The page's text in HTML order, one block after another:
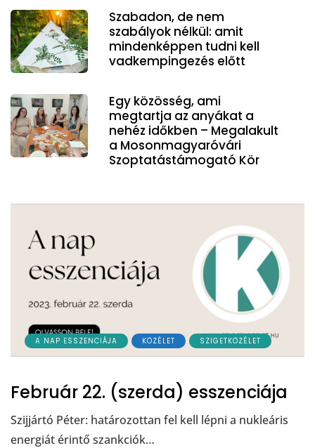
Szabadon, de nem
szabályok nélkül: amit
mindenképpen tudni kell
vadkempingezés előtt
Egy közösség, ami
megtartja az anyákat a
nehéz időkben – Megalakult
a Mosonmagyaróvári
Szoptatástámogató Kör
A NAP ESSZENCIÁJA KÖZÉLET SZIGETKÖZÉLET
Február 22. (szerda) esszenciája
Szijjártó Péter: határozottan fel kell lépni a nukleáris
energiát érintő szankciók…